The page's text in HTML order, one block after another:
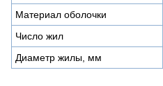
Материал оболочки
Число жил
Диаметр жилы, мм